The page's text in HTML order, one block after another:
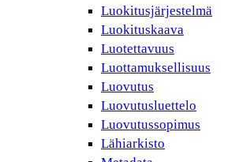
Luokitusjärjestelmä
Luokituskaava
Luotettavuus
Luottamuksellisuus
Luovutus
Luovutusluettelo
Luovutussopimus
Lähiarkisto